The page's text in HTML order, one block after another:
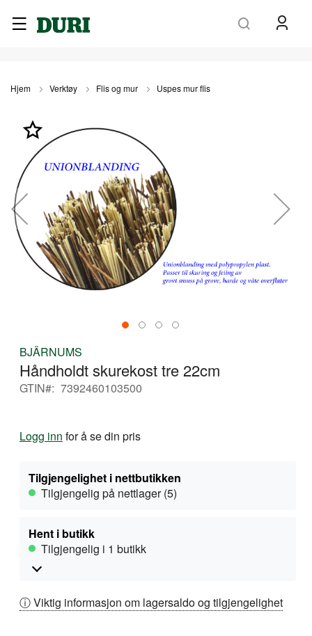
Hjem Verktøy Flis og mur Uspes mur flis
slutten
bildegalleri
begynnelsen
BJÄRNUMS
Håndholdt skurekost tre 22cm
GTIN 7392460103500
Logg inn for å se din pris
Tilgjengelighet i nettbutikken
Tilgjengelig på nettlager (5)
Hent i butikk
Tilgjengelig i 1 butikk
ⓘ Viktig informasjon om lagersaldo og tilgjengelighet